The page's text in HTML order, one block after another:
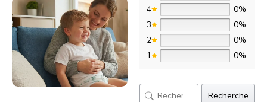
4
0%
3
0%
2
0%
1
0%
Recherche